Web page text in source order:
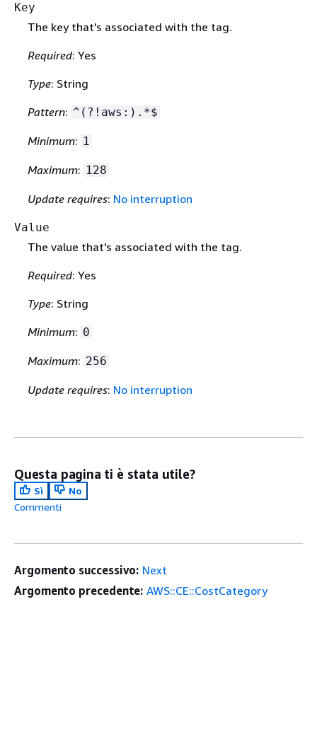
Key
The key that's associated with the tag.
Required: Yes
Type: String
Pattern: ^(?!aws:).*$
Minimum: 1
Maximum: 128
Update requires: No interruption
Value
The value that's associated with the tag.
Required: Yes
Type: String
Minimum: 0
Maximum: 256
Update requires: No interruption
Questa pagina ti è stata utile?
Sì
No
Commenti
Argomento successivo: Next
Argomento precedente: AWS::CE::CostCategory